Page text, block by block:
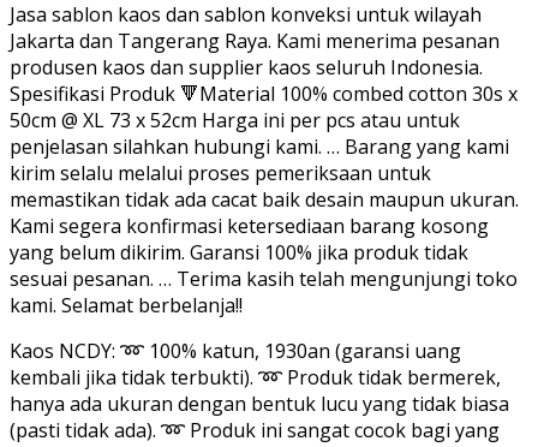
Jasa sablon kaos dan sablon konveksi untuk wilayah
Jakarta dan Tangerang Raya. Kami menerima pesanan
produsen kaos dan supplier kaos seluruh Indonesia.
Spesifikasi Produk 🔻Material 100% combed cotton 30s x
50cm @ XL 73 x 52cm Harga ini per pcs atau untuk
penjelasan silahkan hubungi kami. … Barang yang kami
kirim selalu melalui proses pemeriksaan untuk
memastikan tidak ada cacat baik desain maupun ukuran.
Kami segera konfirmasi ketersediaan barang kosong
yang belum dikirim. Garansi 100% jika produk tidak
sesuai pesanan. … Terima kasih telah mengunjungi toko
kami. Selamat berbelanja!!
Kaos NCDY: ➿ 100% katun, 1930an (garansi uang
kembali jika tidak terbukti). ➿ Produk tidak bermerek,
hanya ada ukuran dengan bentuk lucu yang tidak biasa
(pasti tidak ada). ➿ Produk ini sangat cocok bagi yang